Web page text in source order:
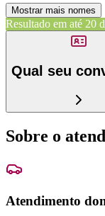
Mostrar mais nomes
Resultado em até 20
Qual seu
Sobre o
Atendimento